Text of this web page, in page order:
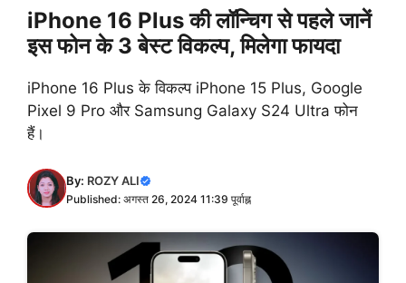
iPhone 16 Plus की लॉन्चिग से पहले जानें
इस फोन के 3 बेस्ट विकल्प, मिलेगा फायदा
iPhone 16 Plus के विकल्प iPhone 15 Plus, Google
Pixel 9 Pro और Samsung Galaxy S24 Ultra फोन
हैं।
By: ROZY ALI
Published: अगस्त 26, 2024 11:39 पूर्वाह्न